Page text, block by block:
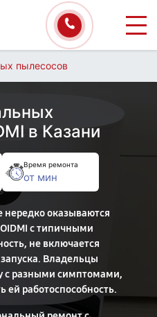
пылесосов
в Казани
Время ремонта
от мин
оказываются
с типичными
не включается
Владельцы
с разными симптомами,
ей работоспособность.